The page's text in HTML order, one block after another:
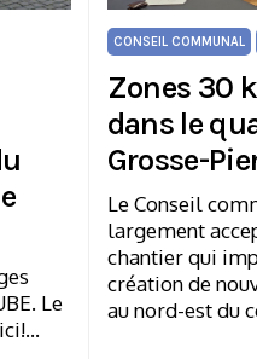
Le
CONSEIL COMMUNAL
Zones 30
dans le
Grosse-
Le Conseil
largement
chantier qui
création de
au nord-est du